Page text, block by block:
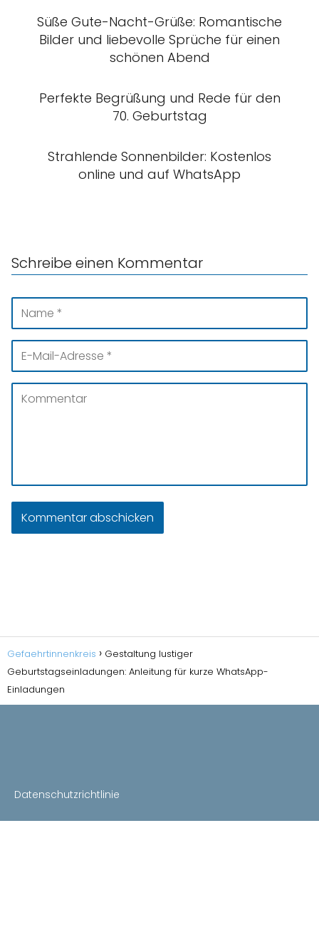
Süße Gute-Nacht-Grüße: Romantische
Bilder und liebevolle Sprüche für einen
schönen Abend
Perfekte Begrüßung und Rede für den
70. Geburtstag
Strahlende Sonnenbilder: Kostenlos
online und auf WhatsApp
Schreibe einen Kommentar
Gefaehrtinnenkreis
Gestaltung lustiger
Geburtstagseinladungen: Anleitung für kurze WhatsApp-
Einladungen
Datenschutzrichtlinie